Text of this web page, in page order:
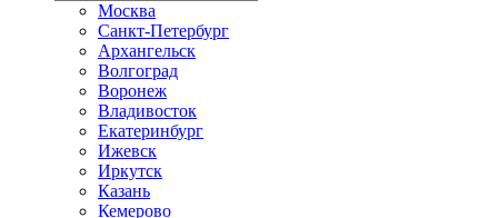
Москва
Санкт-Петербург
Архангельск
Волгоград
Воронеж
Владивосток
Екатеринбург
Ижевск
Иркутск
Казань
Кемерово